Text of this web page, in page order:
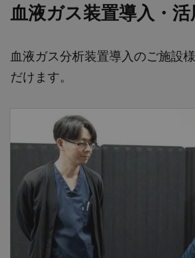
血液ガス装置導入・活
血液ガス分析装置導入のご施設
だけます。